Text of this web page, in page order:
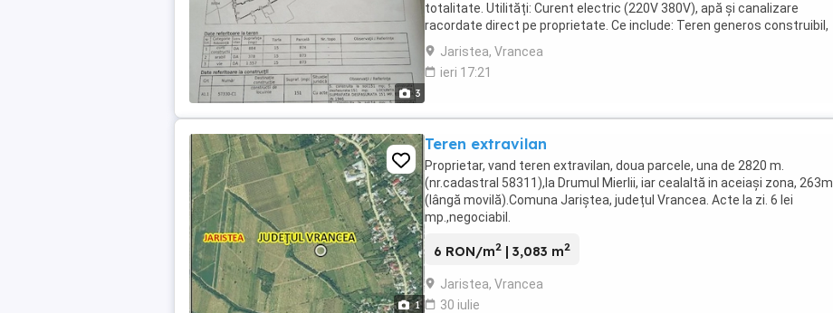
3
totalitate. Utilități: Curent electric (220V 380V), apă și canalizare
racordate direct pe proprietate. Ce include: Teren generos construibil,
beci solid, cramă ...
Jaristea, Vrancea
ieri 17:21
1
Teren extravilan
Proprietar, vand teren extravilan, doua parcele, una de 2820 m.
(nr.cadastral 58311),la Drumul Mierlii, iar cealaltă in aceiași zona, 263m.
(lângă movilă).Comuna Jariștea, județul Vrancea. Acte la zi. 6 lei
mp.,negociabil.
6 RON/m2 | 3,083 m2
Jaristea, Vrancea
30 iulie